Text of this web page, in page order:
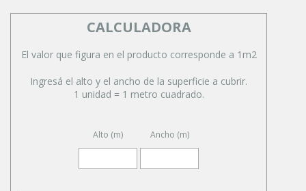
CALCULADORA
El valor que figura en el producto corresponde a 1m2
Ingresá el alto y el ancho de la superficie a cubrir.
1 unidad = 1 metro cuadrado.
Alto (m) Ancho (m)